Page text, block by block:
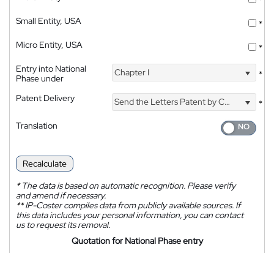
Small Entity, USA
*
Micro Entity, USA
*
Entry into National
Phase under
Chapter I *
Patent Delivery Send the Letters Patent by Courier
*
Translation
Recalculate
*The data is based on automatic recognition. Please verify
and amend if necessary.
**IP-Coster compiles data from publicly available sources. If
this data includes your personal information, you can contact
us to request its removal.
Quotation for National Phase entry